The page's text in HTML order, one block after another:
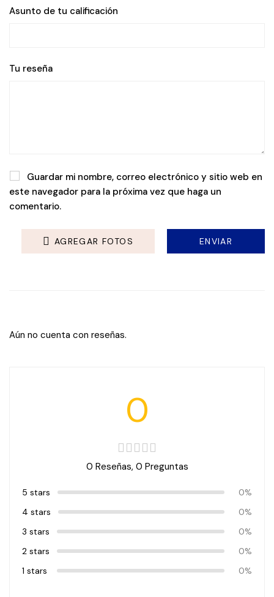
Asunto de tu calificación
Tu reseña
Guardar mi nombre, correo electrónico y sitio web en
este navegador para la próxima vez que haga un
comentario.
AGREGAR FOTOS
Aún no cuenta con reseñas.
0
0 Reseñas, 0 Preguntas
5 stars
0%
4 stars
0%
3 stars
0%
2 stars
0%
1 stars
0%